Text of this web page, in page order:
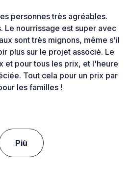
personnes très agréables.
Le nourrissage est super avec
sont très mignons, même s'il
plus sur le projet associé. Le
et pour tous les prix, et l'heure
Tout cela pour un prix par
les familles !
Più